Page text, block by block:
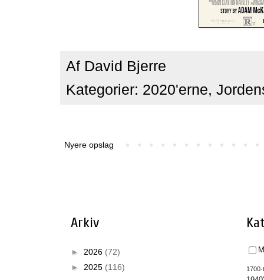
Af David Bjerre
Kategorier: 2020'erne,
Nyere opslag
Arkiv
► 2026 (72)
► 2025 (116)
1700-